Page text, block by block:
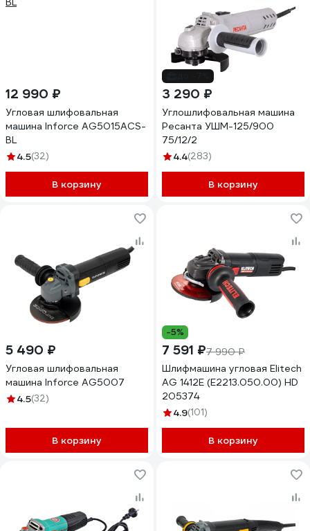
12 990 ₽
Угловая шлифовальная
машина Inforce AG5015ACS-
BL
4.5(32)
В корзину
3 290 ₽
Углошлифовальная машина
Ресанта УШМ-125/900
75/12/2
4.4(283)
В корзину
5 490 ₽
Угловая шлифовальная
машина Inforce AG5007
4.5(32)
В корзину
-5%
7 591 ₽7 990 ₽
Шлифмашина угловая Elitech
AG 1412E (E2213.050.00) HD
205374
4.9(101)
В корзину